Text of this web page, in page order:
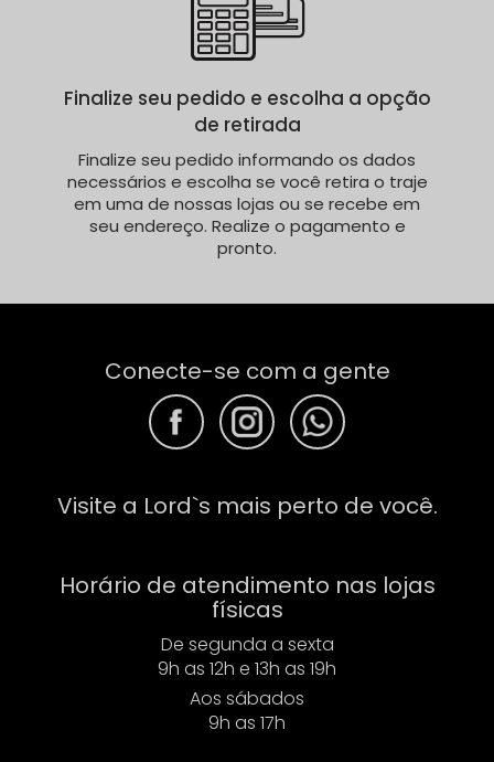
Finalize seu pedido e escolha a opção
de retirada
Finalize seu pedido informando os dados
necessários e escolha se você retira o traje
em uma de nossas lojas ou se recebe em
seu endereço. Realize o pagamento e
pronto.
Conecte-se com a gente
F F F
Visite a Lord`s mais perto de você.
Horário de atendimento nas lojas
físicas
De segunda a sexta
9h as 12h e 13h as 19h
Aos sábados
9h as 17h